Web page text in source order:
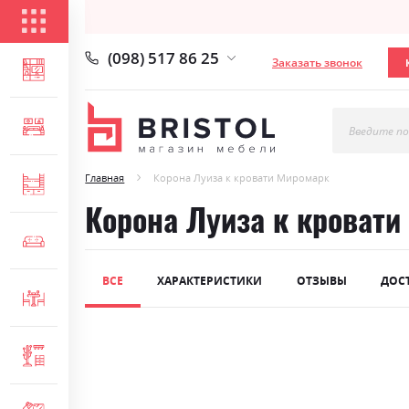
ГОСТИНАЯ
СПАЛЬНЯ
ДЕТСКАЯ
МЯГКАЯ МЕБЕЛЬ
(098) 517 86 25 Заказать звонок
Введите
Главная Корона Луиза к кровати Миромарк
Корона Луиза к
ВСЕ ХАРАКТЕРИСТИКИ ОТЗЫВЫ